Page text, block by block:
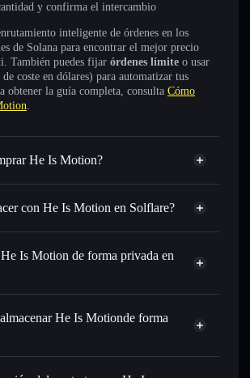
y confirma el intercambio
inteligente de órdenes en los
de Solana para encontrar el mejor precio
También puedes fijar órdenes límite o usar
coste en dólares) para automatizar tus
obtener la guía completa, consulta Cómo
.
He Is Motion?
está verificado
con He Is Motion en Solflare?
cartera de Solflare
al instante: operar con HIM para SOL,
de otros tokens de Solana con enrutamiento
para HIM
privada
: transferir HIM sin vincular
Is Motion de forma privada en
agregador de privacidad
He Is Motionde forma
He Is Motion